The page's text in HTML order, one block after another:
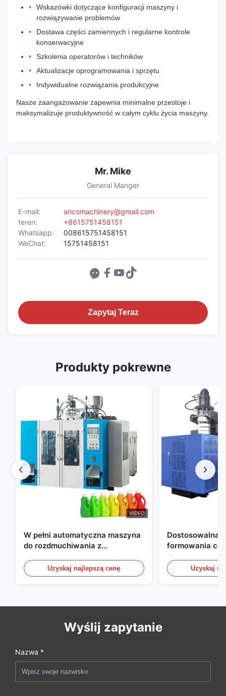
Wskazówki dotyczące konfiguracji maszyny i
rozwiązywanie problemów
Dostawa części zamiennych i regularne kontrole
konserwacyjne
Szkolenia operatorów i techników
Aktualizacje oprogramowania i sprzętu
Indywidualne rozwiązania produkcyjne
Nasze zaangażowanie zapewnia minimalne przestoje i
maksymalizuje produktywność w całym cyklu życia maszyny.
Mr. Mike
General Manger
E-mail:
ancomachinery@gmail.com
teren:
+8615751458151
Whatsapp:
008615751458151
WeChat:
15751458151
Zapytaj Teraz
Produkty pokrewne
VIDEO
W pełni automatyczna maszyna
do rozdmuchiwania z
rozdmuchiwania butelek HDPE
Uzyskaj najlepszą cenę
Dostosowalna
formowania
Automatyczne
formowania
Uzyskaj
Wyślij zapytanie
Nazwa *